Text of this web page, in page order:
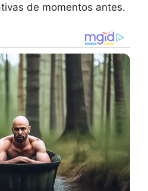
de momentos antes.